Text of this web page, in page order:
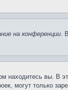
на конференции.
вы. В
могут только